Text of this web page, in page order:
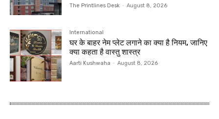
The Printlines Desk - August 8, 2026
International
घर के बाहर नेम प्लेट लगाने का क्या है नियम, जानिए
क्या कहता है वास्तु शास्त्र
Aarti Kushwaha - August 8, 2026